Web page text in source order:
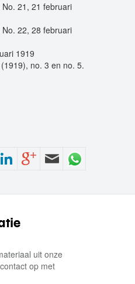
21, 21 februari
22, 28 februari
1919
no. 3 en no. 5.
uit onze
op met